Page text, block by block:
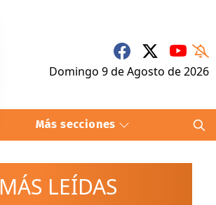
Domingo 9deAgosto de 2026
Más secciones
MÁS LEÍDAS